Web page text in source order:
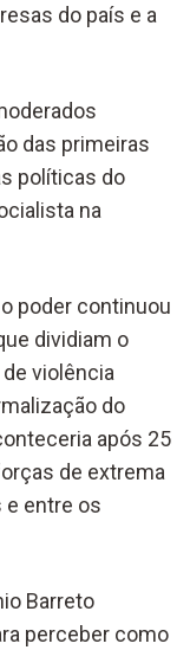
do país e a
das primeiras
políticas do
na
poder continuou
dividiam o
violência
do
após 25
de extrema
e entre os
Barreto
perceber como